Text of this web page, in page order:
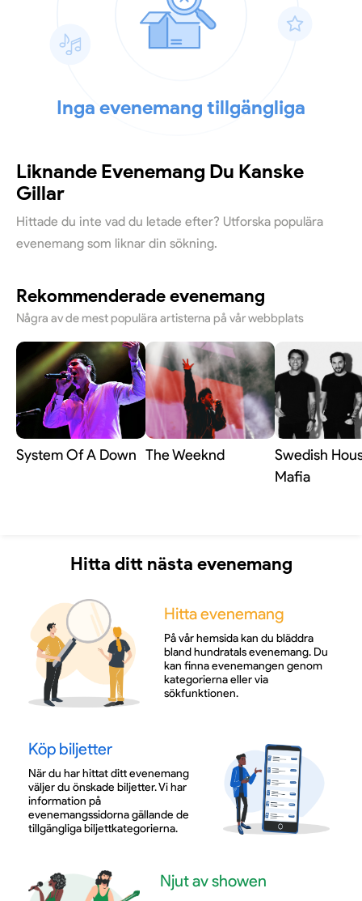
Inga evenemang tillgängliga
Liknande Evenemang Du Kanske
Gillar
Hittade du inte vad du letade efter? Utforska populära
evenemang som liknar din sökning.
Rekommenderade evenemang
Några av de mest populära artisterna på vår webbplats
System Of A Down The Weeknd
Swedish
Mafia
Hitta ditt nästa evenemang
Hitta evenemang
På vår hemsida kan du bläddra
bland hundratals evenemang. Du
kan finna evenemangen genom
kategorierna eller via
sökfunktionen.
Köp biljetter
När du har hittat ditt evenemang
väljer du önskade biljetter. Vi har
information på
evenemangssidorna gällande de
tillgängliga biljettkategorierna.
Njut av showen